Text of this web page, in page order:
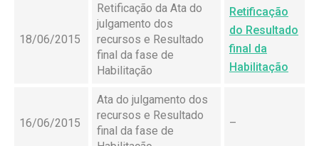
18/06/2015
Retificação da Ata do
julgamento dos
recursos e Resultado
final da fase de
Habilitação
Retificação
do Resultado
final da
Habilitação
16/06/2015
Ata do julgamento dos
recursos e Resultado
final da fase de
–